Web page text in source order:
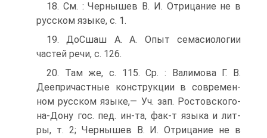
18. См. : Чернышев В. И. Отрицание не в
русском языке, с. 1.
19. ДоСшаш А. А. Опыт семасиологии
частей речи, с. 126.
20. Там же, с. 115. Ср. : Валимова Г. В.
Деепричастные конструкции в современ­
ном русском языке,— Уч. зап. Ростовского-
на-Дону гос. пед. ин-та, фак-т языка и лит-
ры, т. 2; Чернышев В. И. Отрицание не в